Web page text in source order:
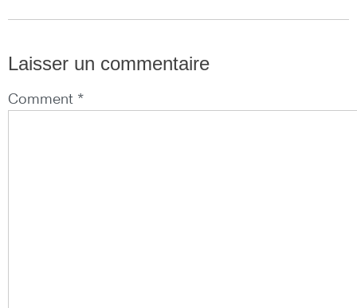
Laisser un commentaire
Comment *